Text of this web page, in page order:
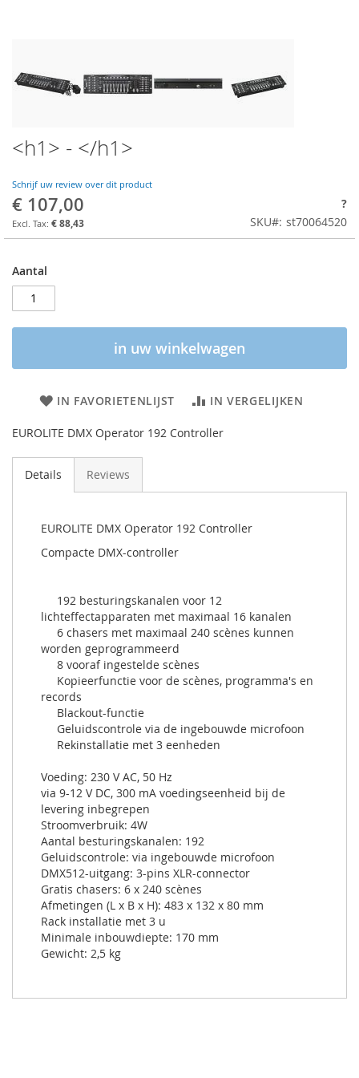
<h1> - </h1>
Schrijf uw review over dit product
€ 107,00
€ 88,43
?
SKU
st70064520
Aantal
in uw winkelwagen
IN FAVORIETENLIJST IN VERGELIJKEN
EUROLITE DMX Operator 192 Controller
Details Reviews
EUROLITE DMX Operator 192 Controller
Compacte DMX-controller
192 besturingskanalen voor 12
lichteffectapparaten met maximaal 16 kanalen
6 chasers met maximaal 240 scènes kunnen
worden geprogrammeerd
8 vooraf ingestelde scènes
Kopieerfunctie voor de scènes, programma's en
records
Blackout-functie
Geluidscontrole via de ingebouwde microfoon
Rekinstallatie met 3 eenheden
Voeding: 230 V AC, 50 Hz
via 9-12 V DC, 300 mA voedingseenheid bij de
levering inbegrepen
Stroomverbruik: 4W
Aantal besturingskanalen: 192
Geluidscontrole: via ingebouwde microfoon
DMX512-uitgang: 3-pins XLR-connector
Gratis chasers: 6 x 240 scènes
Afmetingen (L x B x H): 483 x 132 x 80 mm
Rack installatie met 3 u
Minimale inbouwdiepte: 170 mm
Gewicht: 2,5 kg